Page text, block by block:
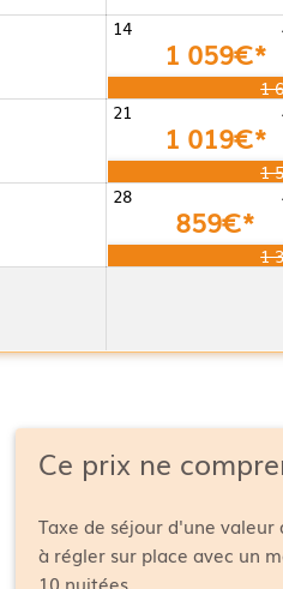
Ce prix ne
Taxe de séjour d'une
à régler sur place avec un
10 nuitées.
14
1 059€*
1
21
1 019€*
1
28
859€*
1